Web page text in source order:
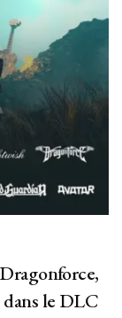
le DLC